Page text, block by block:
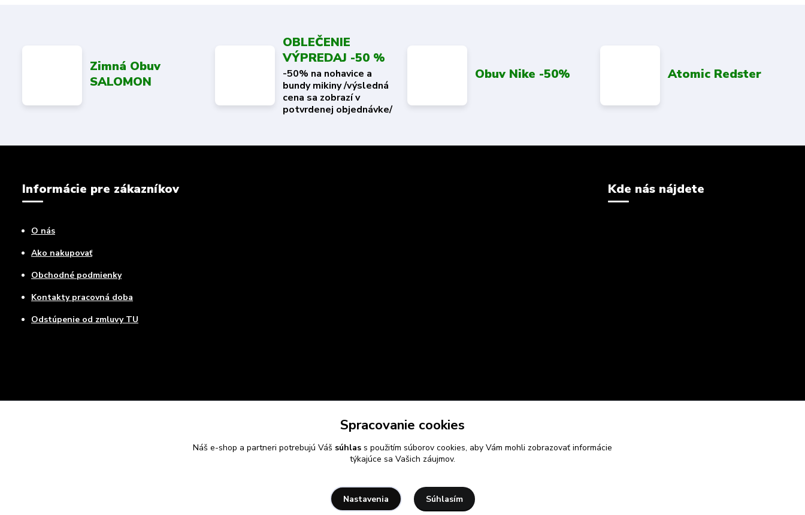
Zimná Obuv
SALOMON
OBLEČENIE
VÝPREDAJ -50 %
-50% na nohavice a
bundy mikiny /výsledná
cena sa zobrazí v
potvrdenej objednávke/
Obuv Nike -50% Atomic Redster
Informácie pre zákazníkov
O nás
Ako nakupovať
Obchodné podmienky
Kontakty pracovná doba
Odstúpenie od zmluvy TU
Kde nás nájdete
Spracovanie cookies
Náš e-shop a partneri potrebujú Váš súhlas s použitím súborov cookies, aby Vám mohli zobrazovať informácie
týkajúce sa Vašich záujmov.
Nastavenia Súhlasím